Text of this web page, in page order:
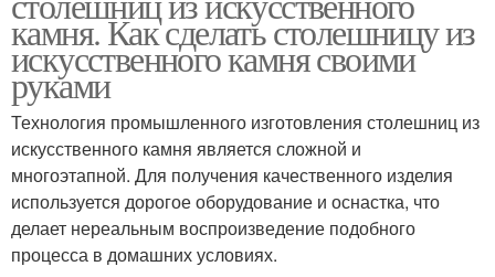
камня. Как сделать столешницу из
искусственного камня своими
руками
Технология промышленного изготовления столешниц из
искусственного камня является сложной и
многоэтапной. Для получения качественного изделия
используется дорогое оборудование и оснастка, что
делает нереальным воспроизведение подобного
процесса в домашних условиях.